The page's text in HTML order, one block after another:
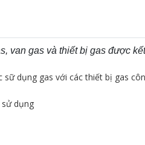
van gas và thiết bị gas được
dụng gas với các thiết bị gas
dụng